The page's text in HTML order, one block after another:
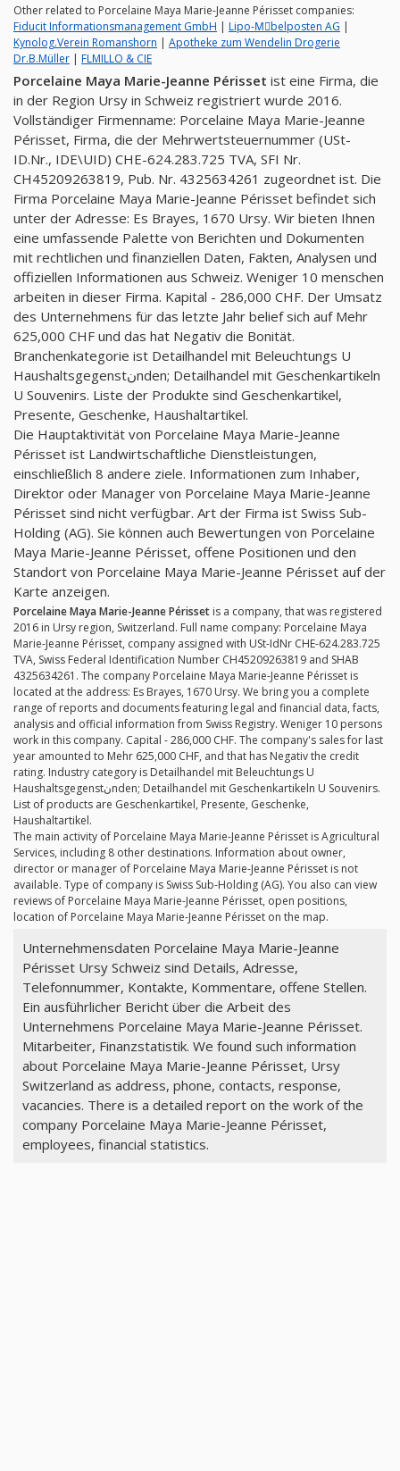
Other related to Porcelaine Maya Marie-Jeanne Périsset companies:
Fiducit Informationsmanagement GmbH | Lipo-Mِbelposten AG |
Kynolog.Verein Romanshorn | Apotheke zum Wendelin Drogerie
Dr.B.Müller | FLMILLO & CIE
Porcelaine Maya Marie-Jeanne Périsset ist eine Firma, die
in der Region Ursy in Schweiz registriert wurde 2016.
Vollständiger Firmenname: Porcelaine Maya Marie-Jeanne
Périsset, Firma, die der Mehrwertsteuernummer (USt-
ID.Nr., IDE\UID) CHE-624.283.725 TVA, SFI Nr.
CH45209263819, Pub. Nr. 4325634261 zugeordnet ist. Die
Firma Porcelaine Maya Marie-Jeanne Périsset befindet sich
unter der Adresse: Es Brayes, 1670 Ursy. Wir bieten Ihnen
eine umfassende Palette von Berichten und Dokumenten
mit rechtlichen und finanziellen Daten, Fakten, Analysen und
offiziellen Informationen aus Schweiz. Weniger 10 menschen
arbeiten in dieser Firma. Kapital - 286,000 CHF. Der Umsatz
des Unternehmens für das letzte Jahr belief sich auf Mehr
625,000 CHF und das hat Negativ die Bonität.
Branchenkategorie ist Detailhandel mit Beleuchtungs U
Haushaltsgegenstنnden; Detailhandel mit Geschenkartikeln
U Souvenirs. Liste der Produkte sind Geschenkartikel,
Presente, Geschenke, Haushaltartikel.
Die Hauptaktivität von Porcelaine Maya Marie-Jeanne
Périsset ist Landwirtschaftliche Dienstleistungen,
einschließlich 8 andere ziele. Informationen zum Inhaber,
Direktor oder Manager von Porcelaine Maya Marie-Jeanne
Périsset sind nicht verfügbar. Art der Firma ist Swiss Sub-
Holding (AG). Sie können auch Bewertungen von Porcelaine
Maya Marie-Jeanne Périsset, offene Positionen und den
Standort von Porcelaine Maya Marie-Jeanne Périsset auf der
Karte anzeigen.
Porcelaine Maya Marie-Jeanne Périsset is a company, that was registered
2016 in Ursy region, Switzerland. Full name company: Porcelaine Maya
Marie-Jeanne Périsset, company assigned with USt-IdNr CHE-624.283.725
TVA, Swiss Federal Identification Number CH45209263819 and SHAB
4325634261. The company Porcelaine Maya Marie-Jeanne Périsset is
located at the address: Es Brayes, 1670 Ursy. We bring you a complete
range of reports and documents featuring legal and financial data, facts,
analysis and official information from Swiss Registry. Weniger 10 persons
work in this company. Capital - 286,000 CHF. The company's sales for last
year amounted to Mehr 625,000 CHF, and that has Negativ the credit
rating. Industry category is Detailhandel mit Beleuchtungs U
Haushaltsgegenstنnden; Detailhandel mit Geschenkartikeln U Souvenirs.
List of products are Geschenkartikel, Presente, Geschenke,
Haushaltartikel.
The main activity of Porcelaine Maya Marie-Jeanne Périsset is Agricultural
Services, including 8 other destinations. Information about owner,
director or manager of Porcelaine Maya Marie-Jeanne Périsset is not
available. Type of company is Swiss Sub-Holding (AG). You also can view
reviews of Porcelaine Maya Marie-Jeanne Périsset, open positions,
location of Porcelaine Maya Marie-Jeanne Périsset on the map.
Unternehmensdaten Porcelaine Maya Marie-Jeanne
Périsset Ursy Schweiz sind Details, Adresse,
Telefonnummer, Kontakte, Kommentare, offene Stellen.
Ein ausführlicher Bericht über die Arbeit des
Unternehmens Porcelaine Maya Marie-Jeanne Périsset.
Mitarbeiter, Finanzstatistik. We found such information
about Porcelaine Maya Marie-Jeanne Périsset, Ursy
Switzerland as address, phone, contacts, response,
vacancies. There is a detailed report on the work of the
company Porcelaine Maya Marie-Jeanne Périsset,
employees, financial statistics.